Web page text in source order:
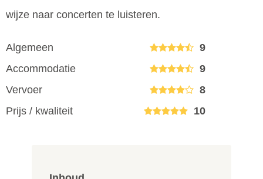
wijze naar concerten te luisteren.
Algemeen
9
Accommodatie
9
Vervoer
8
Prijs / kwaliteit
10